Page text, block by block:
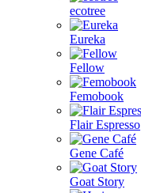
ecotree
Eureka
Fellow
Femobook
Flair Espresso
Gene Café
Goat Story